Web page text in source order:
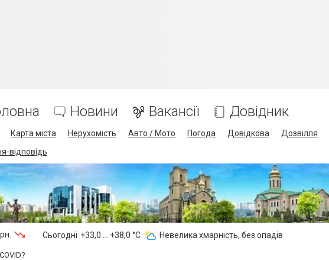
Новини Вакансії Довідник
Карта міста Нерухомість Авто / Мото Погода Довідкова Дозвілля
відповідь
Сьогодні +33,0 ... +38,0 °С Невелика хмарність, без опадів